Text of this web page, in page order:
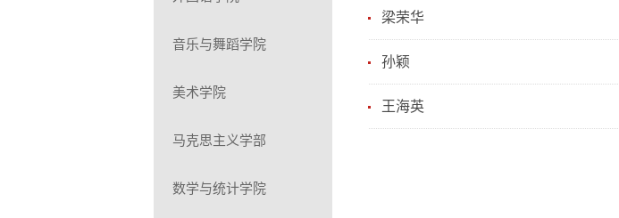
音乐与舞蹈学院
美术学院
马克思主义学部
数学与统计学院
梁荣华
孙颖
王海英